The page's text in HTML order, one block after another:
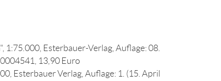
1:75.000, Esterbauer-Verlag, Auflage: 08.
13,90 Euro
Esterbauer Verlag, Auflage: 1. (15. April